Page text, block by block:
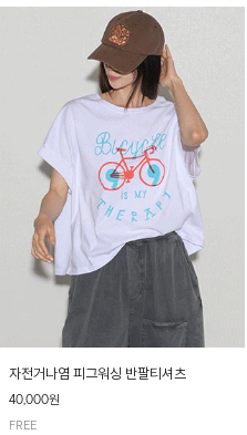
자전거나염 피그워싱 반팔티셔츠
40,000원
FREE